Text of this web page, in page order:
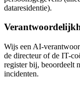
dataresidentie).
Wijs een AI-
de directeur of de IT-
register bij, beoordeelt
incidenten.